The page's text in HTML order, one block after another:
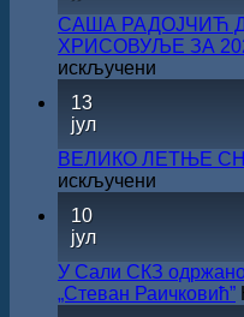
конкурса
културе
за
издања
на
српском
САША РАДОЈЧИЋ
ХРИСОВУЉЕ ЗА
искључени
ЖИЧКЕ
ЗА
13
јул
ВЕЛИКО ЛЕТЊЕ
искључени
10
јул
У Сали СКЗ
„Стеван Раичковић”